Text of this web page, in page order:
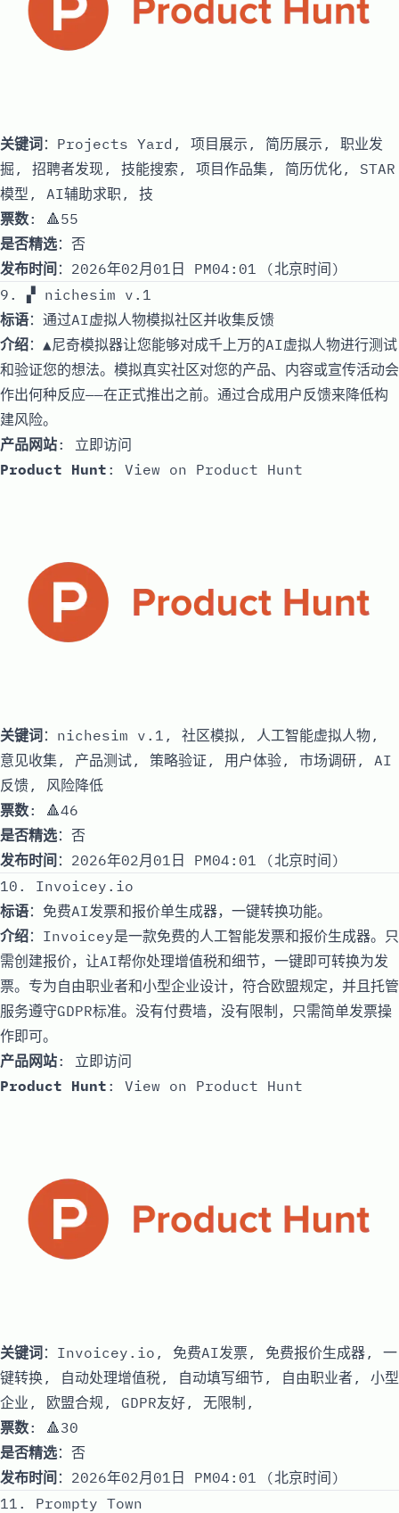
关键词：Projects Yard, 项目展示, 简历展示, 职业发
掘, 招聘者发现, 技能搜索, 项目作品集, 简历优化, STAR
模型, AI辅助求职, 技
票数: 🔺55
是否精选：否
发布时间 ：2026年02月01日 PM04:01 (北京时间)
9. ▞ nichesim v.1
标语：通过AI虚拟人物模拟社区并收集反馈
介绍：▲尼奇模拟器让您能够对成千上万的AI虚拟人物进行测试
和验证您的想法。模拟真实社区对您的产品、内容或宣传活动会
作出何种反应——在正式推出之前。通过合成用户反馈来降低构
建风险。
产品网站: 立即访问
Product Hunt : View on Product Hunt
关键词 ：nichesim v.1, 社区模拟, 人工智能虚拟人物,
意见收集, 产品测试, 策略验证, 用户体验, 市场调研, AI
反馈, 风险降低
票数: 🔺46
是否精选：否
发布时间 ：2026年02月01日 PM04:01 (北京时间)
10. Invoicey.io
标语：免费AI发票和报价单生成器，一键转换功能。
介绍：Invoicey是一款免费的人工智能发票和报价生成器。只
需创建报价，让AI帮你处理增值税和细节，一键即可转换为发
票。专为自由职业者和小型企业设计，符合欧盟规定，并且托管
服务遵守GDPR标准。没有付费墙，没有限制，只需简单发票操
作即可。
产品网站: 立即访问
Product Hunt : View on Product Hunt
关键词：Invoicey.io, 免费AI发票, 免费报价生成器, 一
键转换, 自动处理增值税, 自动填写细节, 自由职业者, 小型
企业, 欧盟合规, GDPR友好, 无限制,
票数: 🔺30
是否精选：否
发布时间 ：2026年02月01日 PM04:01 (北京时间)
11. Prompty Town